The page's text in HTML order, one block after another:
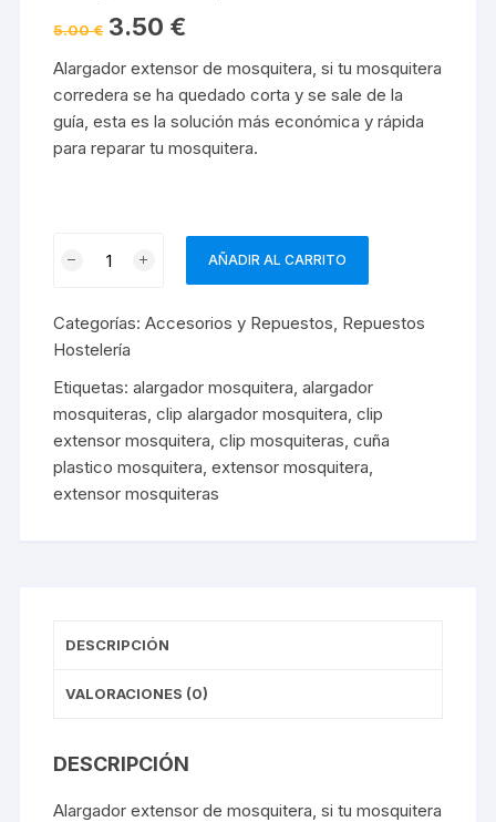
5.00€ 3.50 €
Alargador extensor de mosquitera, si tu mosquitera
corredera se ha quedado corta y se sale de la
guía, esta es la solución más económica y rápida
para reparar tu mosquitera.
Mosquitera
AÑADIR AL CARRITO
Categorías:Accesorios y Repuestos, Repuestos
Hostelería
Etiquetas:alargador mosquitera,alargador
mosquiteras,clip alargador mosquitera,clip
extensor mosquitera,clip mosquiteras,cuña
plastico mosquitera,extensor mosquitera,
extensor mosquiteras
DESCRIPCIÓN
VALORACIONES (0)
DESCRIPCIÓN
Alargador extensor de mosquitera, si tu mosquitera